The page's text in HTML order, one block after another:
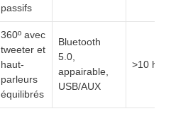
passifs
360º avec
tweeter et
haut-
parleurs
équilibrés
Bluetooth
5.0,
appairable,
USB/AUX
>10